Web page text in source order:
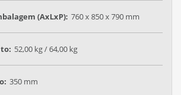
(AxLxP): 760 x 850 x 790 mm
52,00 kg / 64,00 kg
350 mm